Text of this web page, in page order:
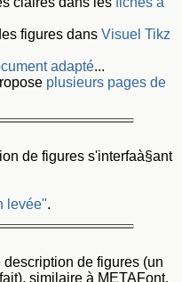
figures dans Visuel Tikz
adapté...
plusieurs pages de
de figures s'interfaà§ant
levée".
de figures (un
similaire à METAFont.